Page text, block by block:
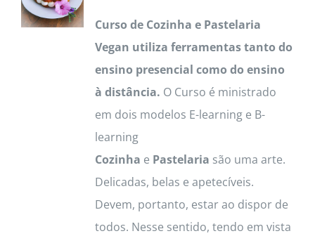
Curso de Cozinha e Pastelaria
Vegan utiliza ferramentas tanto do
ensino presencial como do ensino
à distância. O Curso é ministrado
em dois modelos E-learning e B-
learning
Cozinha e Pastelaria são uma arte.
Delicadas, belas e apetecíveis.
Devem, portanto, estar ao dispor de
todos. Nesse sentido, tendo em vista